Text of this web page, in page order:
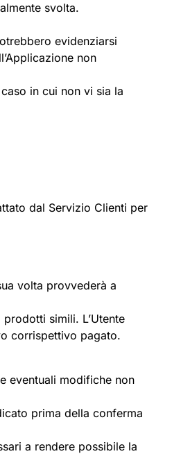
svolta.
evidenziarsi
non
in cui non vi sia la
dal Servizio Clienti per
volta provvederà a
simili. L’Utente
corrispettivo pagato.
eventuali modifiche non
prima della conferma
a rendere possibile la